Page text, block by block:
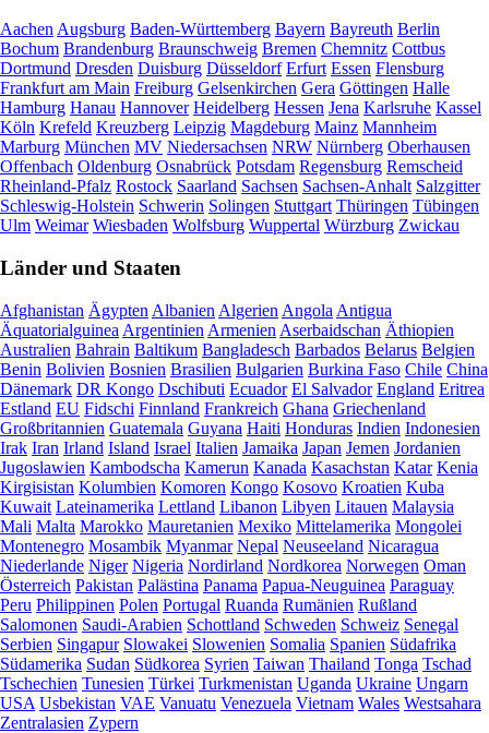
Aachen Augsburg Baden-Württemberg Bayern Bayreuth Berlin
Bochum Brandenburg Braunschweig Bremen Chemnitz Cottbus
Dortmund Dresden Duisburg Düsseldorf Erfurt Essen Flensburg
Frankfurt am Main Freiburg Gelsenkirchen Gera Göttingen Halle
Hamburg Hanau Hannover Heidelberg Hessen Jena Karlsruhe Kassel
Köln Krefeld Kreuzberg Leipzig Magdeburg Mainz Mannheim
Marburg München MV Niedersachsen NRW Nürnberg Oberhausen
Offenbach Oldenburg Osnabrück Potsdam Regensburg Remscheid
Rheinland-Pfalz Rostock Saarland Sachsen Sachsen-Anhalt Salzgitter
Schleswig-Holstein Schwerin Solingen Stuttgart Thüringen Tübingen
Ulm Weimar Wiesbaden Wolfsburg Wuppertal Würzburg Zwickau
Länder und Staaten
Afghanistan Ägypten Albanien Algerien Angola Antigua
Äquatorialguinea Argentinien Armenien Aserbaidschan Äthiopien
Australien Bahrain Baltikum Bangladesch Barbados Belarus Belgien
Benin Bolivien Bosnien Brasilien Bulgarien Burkina Faso Chile China
Dänemark DR Kongo Dschibuti Ecuador El Salvador England Eritrea
Estland EU Fidschi Finnland Frankreich Ghana Griechenland
Großbritannien Guatemala Guyana Haiti Honduras Indien Indonesien
Irak Iran Irland Island Israel Italien Jamaika Japan Jemen Jordanien
Jugoslawien Kambodscha Kamerun Kanada Kasachstan Katar Kenia
Kirgisistan Kolumbien Komoren Kongo Kosovo Kroatien Kuba
Kuwait Lateinamerika Lettland Libanon Libyen Litauen Malaysia
Mali Malta Marokko Mauretanien Mexiko Mittelamerika Mongolei
Montenegro Mosambik Myanmar Nepal Neuseeland Nicaragua
Niederlande Niger Nigeria Nordirland Nordkorea Norwegen Oman
Österreich Pakistan Palästina Panama Papua-Neuguinea Paraguay
Peru Philippinen Polen Portugal Ruanda Rumänien Rußland
Salomonen Saudi-Arabien Schottland Schweden Schweiz Senegal
Serbien Singapur Slowakei Slowenien Somalia Spanien Südafrika
Südamerika Sudan Südkorea Syrien Taiwan Thailand Tonga Tschad
Tschechien Tunesien Türkei Turkmenistan Uganda Ukraine Ungarn
USA Usbekistan VAE Vanuatu Venezuela Vietnam Wales Westsahara
Zentralasien Zypern